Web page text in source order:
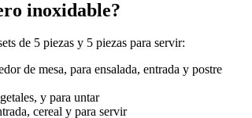
inoxidable?
de 5 piezas y 5 piezas para servir:
de mesa, para ensalada, entrada y postre
y para untar
cereal y para servir